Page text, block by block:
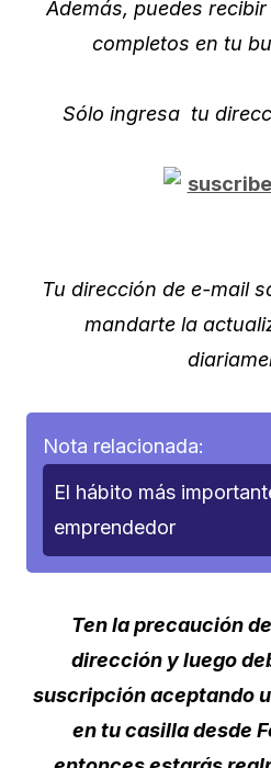
Además, puedes
completos en tu
Sólo ingresa tu
Tu dirección de e-mail
mandarte la
Nota relacionada:
El hábito más
emprendedor
Ten la precaución
dirección y luego
suscripción aceptando
en tu casilla desde